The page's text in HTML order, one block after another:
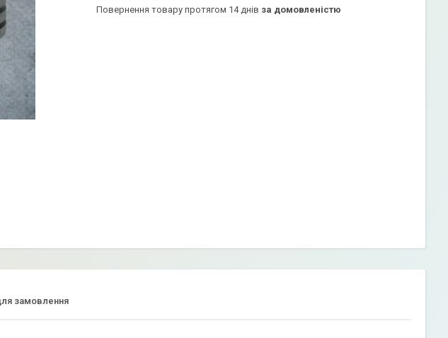
повернення товару протягом 14 днів за домовленістю
замовлення